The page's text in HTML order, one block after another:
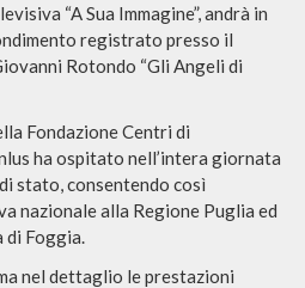
“A Sua Immagine”, andrà in
registrato presso il
Rotondo “Gli Angeli di
Fondazione Centri di
ha ospitato nell’intera giornata
stato, consentendo così
nazionale alla Regione Puglia ed
di Foggia.
nel dettaglio le prestazioni